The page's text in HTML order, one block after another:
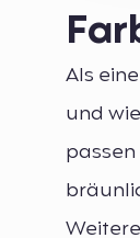
Als
und